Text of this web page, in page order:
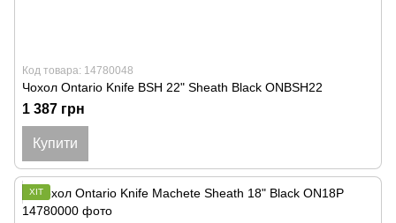
Код товара: 14780048
Чохол Ontario Knife BSH 22" Sheath Black ONBSH22
1 387 грн
Купити
ХІТ